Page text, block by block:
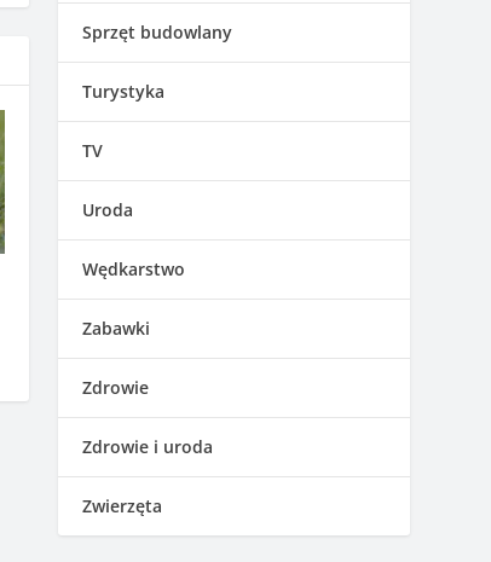
Sprzęt budowlany
Turystyka
TV
Uroda
Wędkarstwo
Zabawki
Zdrowie
Zdrowie i uroda
Zwierzęta